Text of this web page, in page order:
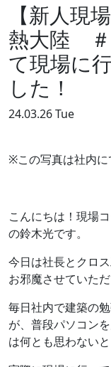
【新人現
熱大陸 ＃
て現場に
した！
24.03.26 Tue
※この写真は社内に
こんにちは！現場
の鈴木光です。
今日は社長とクロ
お邪魔させていただ
毎日社内で建築の
が、普段パソコン
は何とも思わない